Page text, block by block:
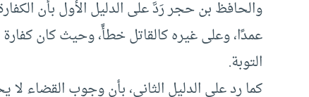
والحافظ بن حجر رَدَّ على الدليل الأول بأن
عمدًا، وعلى غيره كالقاتل خطأً، وحيث كان
التوبة.
كما رد على الدليل الثاني، بأن وجوب القضاء